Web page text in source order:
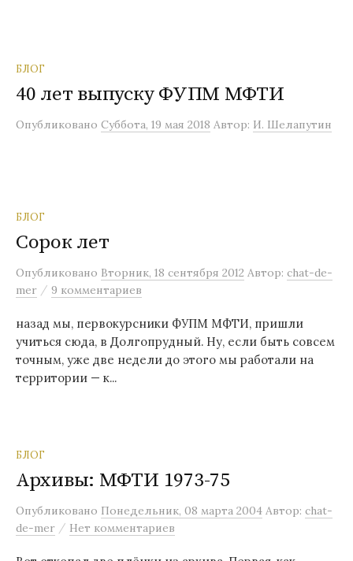
БЛОГ
40 лет выпуску ФУПМ МФТИ
Опубликовано Суббота, 19 мая 2018 Автор: И. Шелапутин
БЛОГ
Сорок лет
Опубликовано Вторник, 18 сентября 2012 Автор: chat-de-
mer / 9 комментариев
назад мы, первокурсники ФУПМ МФТИ, пришли
учиться сюда, в Долгопрудный. Ну, если быть совсем
точным, уже две недели до этого мы работали на
территории — к...
БЛОГ
Архивы: МФТИ 1973-75
Опубликовано Понедельник, 08 марта 2004 Автор: chat-
de-mer / Нет комментариев